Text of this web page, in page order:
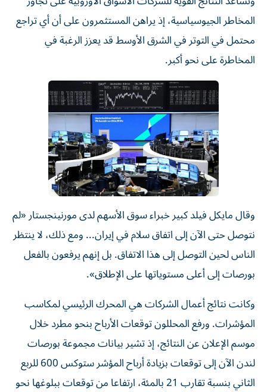
المخاطر الجيوسياسية، إذ يراهن المستثمرون على أن ⁠أي تراجع
محتمل في التوتر في الشرق الأوسط قد يعزز الرغبة في
المخاطرة على نحو أكبر.
وقال مايكل فيلد كبير خبراء سوق الأسهم لدى مورنينجستار «لم
نتوصل حتى الآن إلى اتفاق سلام في إيران... ومع ذلك، لا ينتظر
الناس لحين التوصل إلى هذا الاتفاق. بل إنهم يرفعون بالفعل
بورصات إلى ​أعلى مستوياتها على الإطلاق».
وكانت نتائج أعمال الشركات هي المحرك الرئيسي لمكاسب
المؤشرات. ورفع المحللون توقعات الأرباح بنحو مطرد خلال ​
موسم الإعلان ‌عن النتائج، إذ تشير بيانات مجموعة بورصات
لندن الآن إلى توقعات بزيادة ‌أرباح المؤشر ستوكس 600 للربع
الثاني بنسبة تقارب 21 بالمئة، ارتفاعا من توقعات ببلوغها نحو